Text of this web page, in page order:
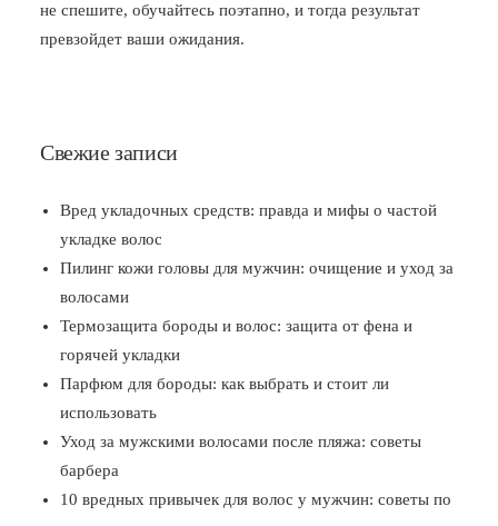
не спешите, обучайтесь поэтапно, и тогда результат
превзойдет ваши ожидания.
Свежие записи
Вред укладочных средств: правда и мифы о частой
укладке волос
Пилинг кожи головы для мужчин: очищение и уход за
волосами
Термозащита бороды и волос: защита от фена и
горячей укладки
Парфюм для бороды: как выбрать и стоит ли
использовать
Уход за мужскими волосами после пляжа: советы
барбера
10 вредных привычек для волос у мужчин: советы по